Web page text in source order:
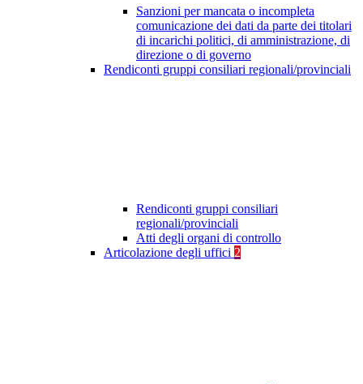
Sanzioni per mancata o incompleta
comunicazione dei dati da parte dei titolari
di incarichi politici, di amministrazione, di
direzione o di governo
Rendiconti gruppi consiliari regionali/provinciali
Rendiconti gruppi consiliari
regionali/provinciali
Atti degli organi di controllo
Articolazione degli uffici 2